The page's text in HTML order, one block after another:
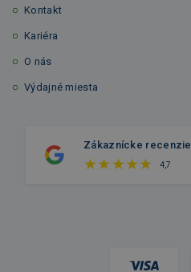
Kontakt
Kariéra
O nás
Výdajné miesta
Zákaznícke recenzie
4,7